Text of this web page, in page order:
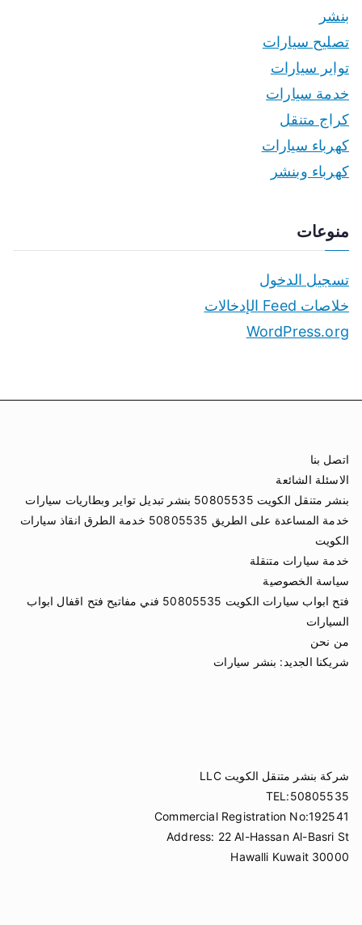
بنشر
تصليح سيارات
تواير سيارات
خدمة سيارات
كراج متنقل
كهرباء سيارات
كهرباء وبنشر
منوعات
تسجيل الدخول
خلاصات Feed الإدخالات
WordPress.org
اتصل بنا
الاسئلة الشائعة
بنشر متنقل الكويت 50805535 بنشر تبديل تواير وبطاريات سيارات
خدمة المساعدة على الطريق 50805535 خدمة الطرق انقاذ سيارات
الكويت
خدمة سيارات متنقلة
سياسة الخصوصية
فتح ابواب سيارات الكويت 50805535 فني مفاتيح فتح اقفال ابواب
السيارات
من نحن
شريكنا الجديد: بنشر سيارات
شركة بنشر متنقل الكويت LLC
TEL:50805535
Commercial Registration No:192541
Address: 22 Al-Hassan Al-Basri St
Hawalli Kuwait 30000